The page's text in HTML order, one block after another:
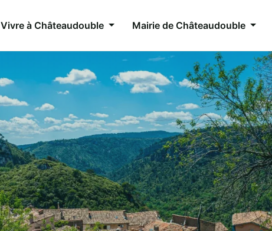
Vivre à Châteaudouble Mairie de Châteaudouble